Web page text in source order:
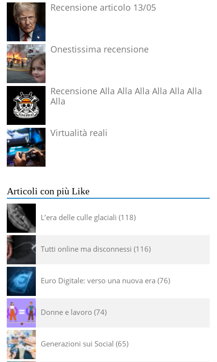
Recensione articolo 13/05
Onestissima recensione
Recensione Alla Alla Alla Alla Alla Alla
Alla
Virtualità reali
Articoli con più Like
L’era delle culle glaciali 118
Tutti online ma disconnessi 116
Euro Digitale: verso una nuova era 76
Donne e lavoro 74
Generazioni sui Social 65